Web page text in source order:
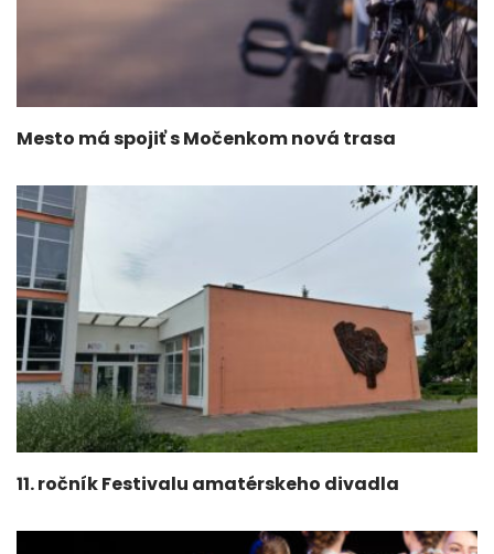
Mesto má spojiť s Močenkom nová trasa
11. ročník Festivalu amatérskeho divadla